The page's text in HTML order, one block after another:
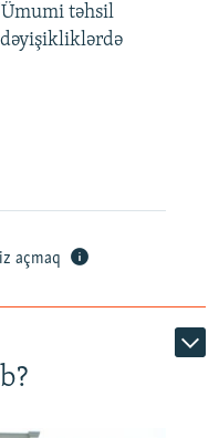
480p
720p
təhsil
açmaq